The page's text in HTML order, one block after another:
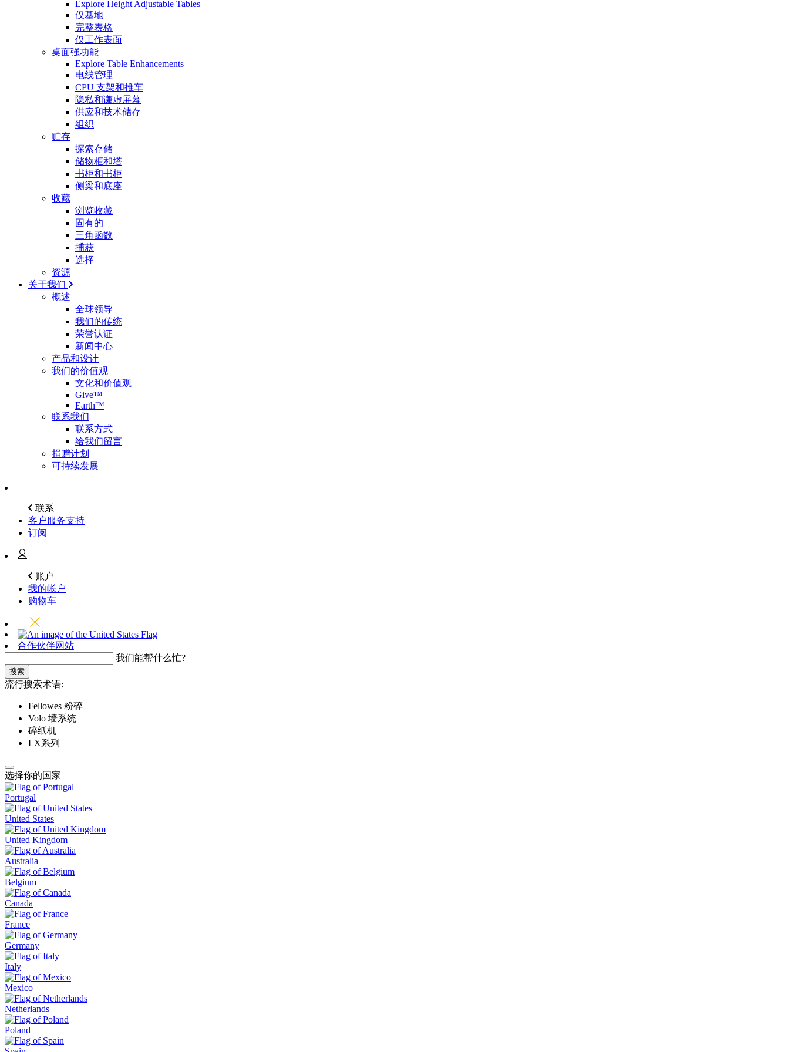
Explore Height Adjustable Tables
仅基地
完整表格
仅工作表面
桌面强功能
Explore Table Enhancements
电线管理
CPU 支架和推车
隐私和谦虚屏幕
供应和技术储存
组织
贮存
探索存储
储物柜和塔
书柜和书柜
侧梁和底座
收藏
浏览收藏
固有的
三角函数
捕获
选择
资源
关于我们
概述
全球领导
我们的传统
荣誉认证
新闻中心
产品和设计
我们的价值观
文化和价值观
Give™
Earth™
联系我们
联系方式
给我们留言
捐赠计划
可持续发展
联系
客户服务支持
订阅
账户
我的帐户
购物车
合作伙伴网站
我们能帮什么忙?
搜索
流行搜索术语:
Fellowes 粉碎
Volo 墙系统
碎纸机
LX系列
选择你的国家
Portugal
United States
United Kingdom
Australia
Belgium
Canada
France
Germany
Italy
Mexico
Netherlands
Poland